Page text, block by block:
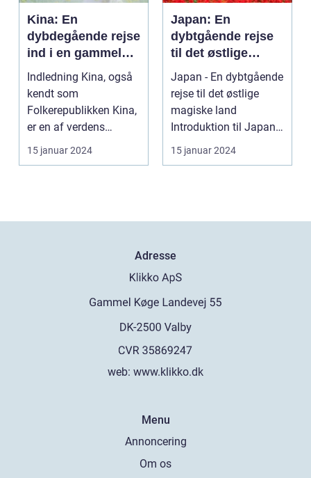
Kina: En
dybdegående rejse
ind i en gammel
kultur
Indledning Kina, også
kendt som
Folkerepublikken Kina,
er en af verdens
ældste og mest
befolkede na...
15 januar 2024
Japan: En
dybtgående rejse
til det østlige
magiske land
Japan - En dybtgående
rejse til det østlige
magiske land
Introduktion til Japan
Japan, et land be...
15 januar 2024
Adresse
web: www.klikko.dk
Menu
Annoncering
Om os